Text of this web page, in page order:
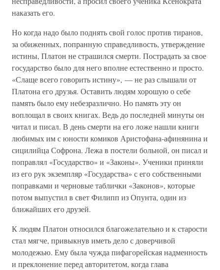
наказать его.
Но когда надо было поднять свой голос против тиранов,
за обиженных, попранную справедливость, утверждение
истины, Платон не страшился смерти. Пострадать за свое
государство было для него вполне естественно и просто.
«Слаще всего говорить истину», — не раз слышали от
Платона его друзья. Оставить людям хорошую о себе
память было ему небезразлично. Но память эту он
воплощал в своих книгах. Ведь до последней минуты он
читал и писал. В день смерти на его ложе нашли книги
любимых им с юности комиков Аристофана-афинянина и
сицилийца Софрона. Лежа в постели больной, он писал и
поправлял «Государство» и «Законы». Ученики приняли
из его рук экземпляр «Государства» с его собственными
поправками и черновые таблички «Законов», которые
потом выпустил в свет Филипп из Опунта, один из
ближайших его друзей.
К людям Платон относился благожелательно и к старости
стал мягче, привыкнув иметь дело с доверчивой
молодежью. Ему была чужда пифагорейская надменность
и преклонение перед авторитетом, когда глава